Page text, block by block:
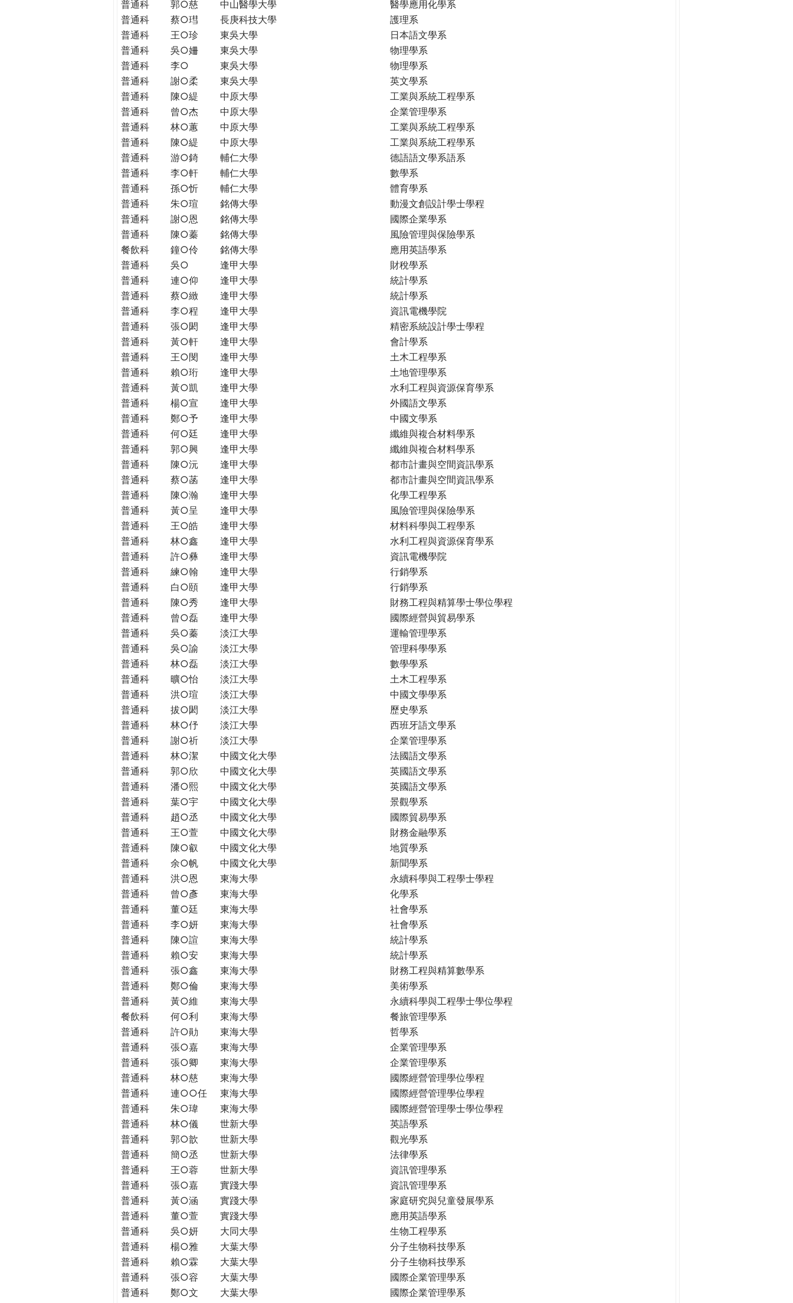
普通科
郭○慈 中山醫學大學
醫學應用化學系
普通科
蔡○㻰 長庚科技大學
護理系
普通科
王○珍 東吳大學
日本語文學系
普通科
吳○姍 東吳大學
物理學系
普通科
李○ 東吳大學
物理學系
普通科
謝○柔 東吳大學
英文學系
普通科
陳○緹 中原大學
工業與系統工程學系
普通科
曾○杰 中原大學
企業管理學系
普通科
林○蕙 中原大學
工業與系統工程學系
普通科
陳○緹 中原大學
工業與系統工程學系
普通科
游○錡 輔仁大學
德語語文學系語系
普通科
李○軒 輔仁大學
數學系
普通科
孫○忻 輔仁大學
體育學系
普通科
朱○瑄 銘傳大學
動漫文創設計學士學程
普通科
謝○恩 銘傳大學
國際企業學系
普通科
陳○蓁 銘傳大學
風險管理與保險學系
餐飲科
鐘○伶 銘傳大學
應用英語學系
普通科
吳○ 逢甲大學
財稅學系
普通科
連○仰 逢甲大學
統計學系
普通科
蔡○緻 逢甲大學
統計學系
普通科
李○程 逢甲大學
資訊電機學院
普通科
張○閎 逢甲大學
精密系統設計學士學程
普通科
黃○軒 逢甲大學
會計學系
普通科
王○閔 逢甲大學
土木工程學系
普通科
賴○珩 逢甲大學
土地管理學系
普通科
黃○凱 逢甲大學
水利工程與資源保育學系
普通科
楊○宣 逢甲大學
外國語文學系
普通科
鄭○予 逢甲大學
中國文學系
普通科
何○廷 逢甲大學
纖維與複合材料學系
普通科
郭○興 逢甲大學
纖維與複合材料學系
普通科
陳○沅 逢甲大學
都市計畫與空間資訊學系
普通科
蔡○菡 逢甲大學
都市計畫與空間資訊學系
普通科
陳○瀚 逢甲大學
化學工程學系
普通科
黃○呈 逢甲大學
風險管理與保險學系
普通科
王○皓 逢甲大學
材料科學與工程學系
普通科
林○鑫 逢甲大學
水利工程與資源保育學系
普通科
許○彝 逢甲大學
資訊電機學院
普通科
練○翰 逢甲大學
行銷學系
普通科
白○頤 逢甲大學
行銷學系
普通科
陳○秀 逢甲大學
財務工程與精算學士學位學程
普通科
曾○磊 逢甲大學
國際經營與貿易學系
普通科
吳○蓁 淡江大學
運輸管理學系
普通科
吳○諭 淡江大學
管理科學學系
普通科
林○磊 淡江大學
數學學系
普通科
曠○怡 淡江大學
土木工程學系
普通科
洪○瑄 淡江大學
中國文學學系
普通科
拔○閎 淡江大學
歷史學系
普通科
林○伃 淡江大學
西班牙語文學系
普通科
謝○祈 淡江大學
企業管理學系
普通科
林○潔 中國文化大學
法國語文學系
普通科
郭○欣 中國文化大學
英國語文學系
普通科
潘○熙 中國文化大學
英國語文學系
普通科
葉○宇 中國文化大學
景觀學系
普通科
趙○丞 中國文化大學
國際貿易學系
普通科
王○萱 中國文化大學
財務金融學系
普通科
陳○叡 中國文化大學
地質學系
普通科
余○帆 中國文化大學
新聞學系
普通科
洪○恩 東海大學
永續科學與工程學士學程
普通科
曾○彥 東海大學
化學系
普通科
董○廷 東海大學
社會學系
普通科
李○妍 東海大學
社會學系
普通科
陳○諠 東海大學
統計學系
普通科
賴○安 東海大學
統計學系
普通科
張○鑫 東海大學
財務工程與精算數學系
普通科
鄭○倫 東海大學
美術學系
普通科
黃○維 東海大學
永續科學與工程學士學位學程
餐飲科
何○利 東海大學
餐旅管理學系
普通科
許○勛 東海大學
哲學系
普通科
張○嘉 東海大學
企業管理學系
普通科
張○卿 東海大學
企業管理學系
普通科
林○慈 東海大學
國際經營管理學位學程
普通科
連○○任 東海大學
國際經營管理學位學程
普通科
朱○瑋 東海大學
國際經營管理學士學位學程
普通科
林○儀 世新大學
英語學系
普通科
郭○歆 世新大學
觀光學系
普通科
簡○丞 世新大學
法律學系
普通科
王○蓉 世新大學
資訊管理學系
普通科
張○嘉 實踐大學
資訊管理學系
普通科
黃○涵 實踐大學
家庭研究與兒童發展學系
普通科
董○萱 實踐大學
應用英語學系
普通科
吳○妍 大同大學
生物工程學系
普通科
楊○雅 大葉大學
分子生物科技學系
普通科
賴○霖 大葉大學
分子生物科技學系
普通科
張○容 大葉大學
國際企業管理學系
普通科
鄭○文 大葉大學
國際企業管理學系